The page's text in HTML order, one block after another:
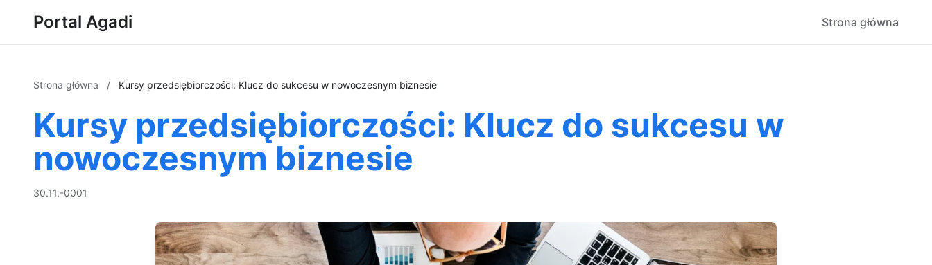
Portal Agadi Strona główna
Strona główna / Kursy przedsiębiorczości: Klucz do sukcesu w nowoczesnym biznesie
Kursy przedsiębiorczości: Klucz do sukcesu w
nowoczesnym biznesie
30.11.-0001